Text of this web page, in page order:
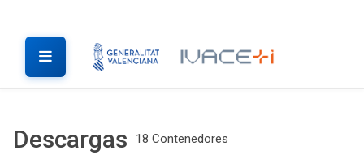
Descargas 18 Contenedores